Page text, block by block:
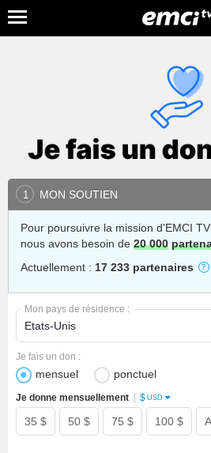
1 MON SOUTIEN
Pour poursuivre la mission d'EMCI
nous avons besoin de 20 000
Actuellement : 17 233 partenaires
Mon pays de résidence :
mensuel ponctuel
Je fais un don :
35 $ 50 $ 75 $ 100 $
Je donne mensuellement $ USD